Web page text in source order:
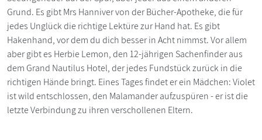
Grund. Es gibt Mrs Hanniver von der Bücher-Apotheke, die für
jedes Unglück die richtige Lektüre zur Hand hat. Es gibt
Hakenhand, vor dem du dich besser in Acht nimmst. Vor allem
aber gibt es Herbie Lemon, den 12-jährigen Sachenfinder aus
dem Grand Nautilus Hotel, der jedes Fundstück zurück in die
richtigen Hände bringt. Eines Tages findet er ein Mädchen: Violet
ist wild entschlossen, den Malamander aufzuspüren - er ist die
letzte Verbindung zu ihren verschollenen Eltern.